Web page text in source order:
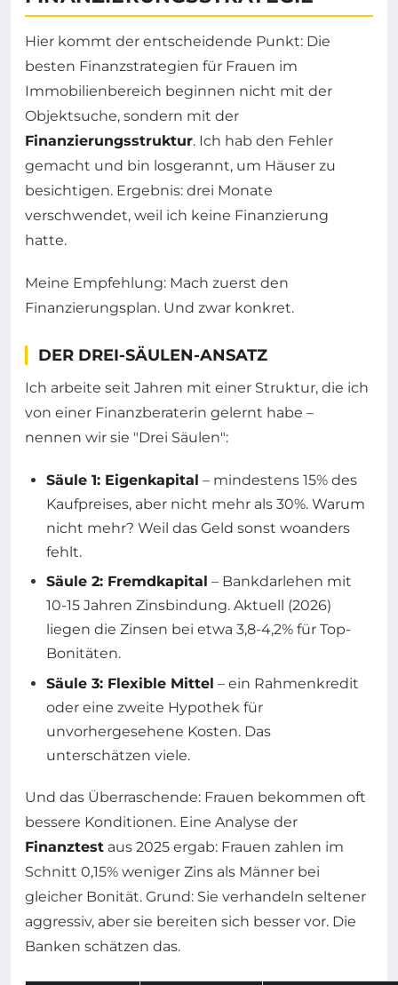
Hier kommt der entscheidende Punkt: Die
besten Finanzstrategien für Frauen im
Immobilienbereich beginnen nicht mit der
Objektsuche, sondern mit der
Finanzierungsstruktur. Ich hab den Fehler
gemacht und bin losgerannt, um Häuser zu
besichtigen. Ergebnis: drei Monate
verschwendet, weil ich keine Finanzierung
hatte.
Meine Empfehlung: Mach zuerst den
Finanzierungsplan. Und zwar konkret.
DER DREI-SÄULEN-ANSATZ
Ich arbeite seit Jahren mit einer Struktur, die ich
von einer Finanzberaterin gelernt habe –
nennen wir sie "Drei Säulen":
Säule 1: Eigenkapital – mindestens 15% des
Kaufpreises, aber nicht mehr als 30%. Warum
nicht mehr? Weil das Geld sonst woanders
fehlt.
Säule 2: Fremdkapital – Bankdarlehen mit
10-15 Jahren Zinsbindung. Aktuell (2026)
liegen die Zinsen bei etwa 3,8-4,2% für Top-
Bonitäten.
Säule 3: Flexible Mittel – ein Rahmenkredit
oder eine zweite Hypothek für
unvorhergesehene Kosten. Das
unterschätzen viele.
Und das Überraschende: Frauen bekommen oft
bessere Konditionen. Eine Analyse der
Finanztest aus 2025 ergab: Frauen zahlen im
Schnitt 0,15% weniger Zins als Männer bei
gleicher Bonität. Grund: Sie verhandeln seltener
aggressiv, aber sie bereiten sich besser vor. Die
Banken schätzen das.